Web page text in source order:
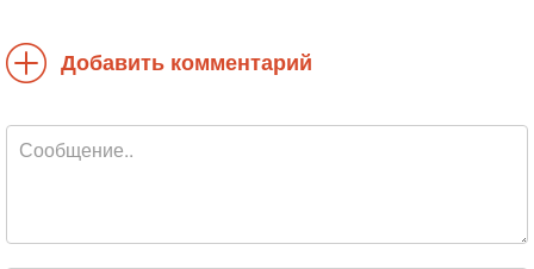
Добавить комментарий